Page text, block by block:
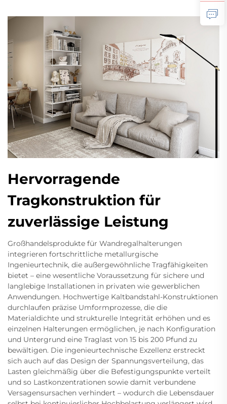
Hervorragende
Tragkonstruktion für
zuverlässige Leistung
Großhandelsprodukte für Wandregalhalterungen
integrieren fortschrittliche metallurgische
Ingenieurtechnik, die außergewöhnliche Tragfähigkeiten
bietet – eine wesentliche Voraussetzung für sichere und
langlebige Installationen in privaten wie gewerblichen
Anwendungen. Hochwertige Kaltbandstahl-Konstruktionen
durchlaufen präzise Umformprozesse, die die
Materialdichte und strukturelle Integrität erhöhen und es
einzelnen Halterungen ermöglichen, je nach Konfiguration
und Untergrund eine Traglast von 15 bis 200 Pfund zu
bewältigen. Die ingenieurtechnische Exzellenz erstreckt
sich auch auf das Design der Spannungsverteilung, das
Lasten gleichmäßig über die Befestigungspunkte verteilt
und so Lastkonzentrationen sowie damit verbundene
Versagensursachen verhindert – wodurch die Lebensdauer